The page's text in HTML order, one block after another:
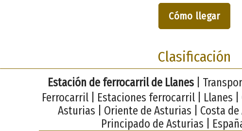
Cómo llegar
Clasificación
Estación de ferrocarril de Llanes|
Ferrocarril | Estaciones ferrocarril | Llanes |
Asturias | Oriente de Asturias | Costa de
Principado de Asturias |